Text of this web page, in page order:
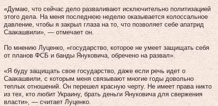
«Думаю, что сейчас дело разваливают исключительно политизацией
этого дела. На меня последнюю неделю оказывается колоссальное
давление, чтобы я закрыл глаза на то, что позволяет себе апатрид
Саакашвили», — отмечает он.
По мнению Луценко, «государство, которое не умеет защищать себя
от планов ФСБ и банды Януковича, обречено на развал».
«Я буду защищать свое государство, даже если речь идет о
Саакашвили, с которым меня связывают многие годы довольно
теплых отношений. Он перешел красную черту. Не имеет права никто
из тех, кто любит Украину, брать деньги Януковича для свержения
власти», — считает Луценко.